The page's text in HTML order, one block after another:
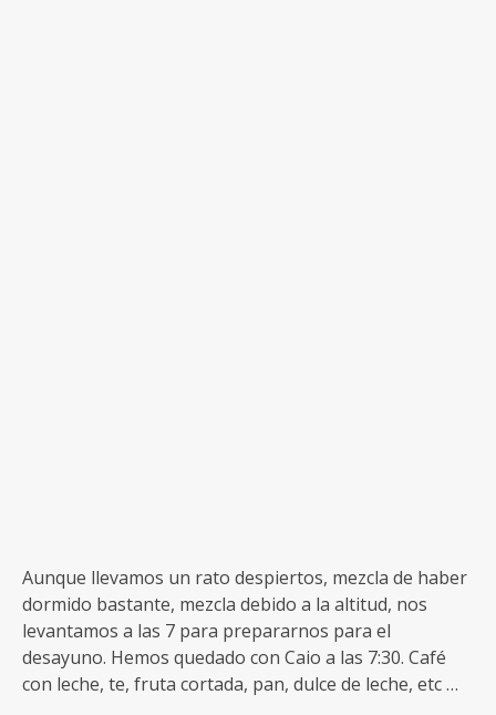
Aunque llevamos un rato despiertos, mezcla de haber
dormido bastante, mezcla debido a la altitud, nos
levantamos a las 7 para prepararnos para el
desayuno. Hemos quedado con Caio a las 7:30. Café
con leche, te, fruta cortada, pan, dulce de leche, etc …